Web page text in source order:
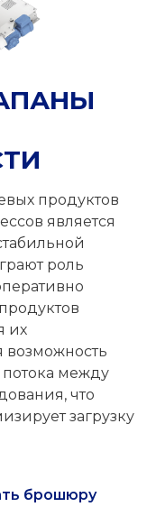
продуктов
является
роль
их
возможность
между
что
загрузку
брошюру